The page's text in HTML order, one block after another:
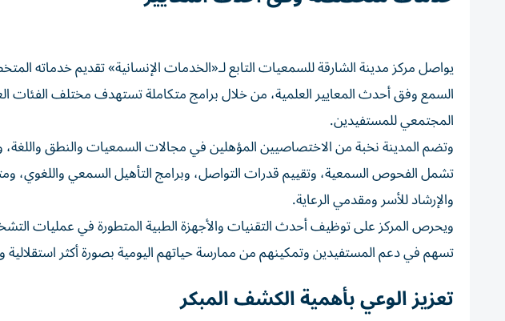
يواصل مركز مدينة الشارقة للسمعيات التابع لـ«الخدمات الإنسانية» تقديم
السمع وفق أحدث المعايير العلمية، من خلال برامج متكاملة تستهدف مختلف الفئات
المجتمعي للمستفيدين.
وتضم المدينة نخبة من الاختصاصيين المؤهلين في مجالات السمعيات والنطق
تشمل الفحوص السمعية، وتقييم قدرات التواصل، وبرامج التأهيل السمعي واللغوي،
والإرشاد للأسر ومقدمي الرعاية.
ويحرص المركز على توظيف أحدث التقنيات والأجهزة الطبية المتطورة في عمليات
تسهم في دعم المستفيدين وتمكينهم من ممارسة حياتهم اليومية بصورة أكثر استقلالية
تعزيز الوعي بأهمية الكشف المبكر